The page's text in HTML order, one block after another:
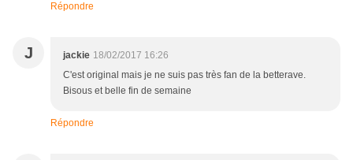
Répondre
J jackie 18/02/2017 16:26
C'est original mais je ne suis pas très fan de la betterave.
Bisous et belle fin de semaine
Répondre